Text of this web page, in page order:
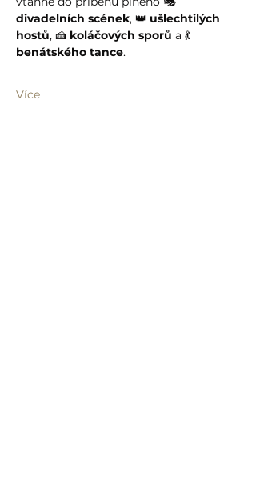
divadelních scének, 👑 ušlechtilých
hostů, 🍰 koláčových sporů a 💃
benátského tance.
Více